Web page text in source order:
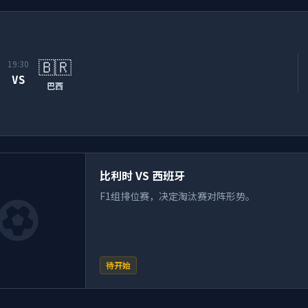
19:30
VS
🇧🇷
巴西
比利时 VS 西班牙
F1组排位赛，决定淘汰赛对阵形势。
待开始